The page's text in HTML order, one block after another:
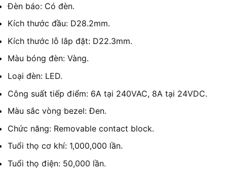
Đèn báo: Có đèn.
Kích thước đầu: D28.2mm.
Kích thước lỗ lắp đặt: D22.3mm.
Màu bóng đèn: Vàng.
Loại đèn: LED.
Công suất tiếp điểm: 6A tại 240VAC, 8A tại 24VDC.
Màu sắc vòng bezel: Đen.
Chức năng: Removable contact block.
Tuổi thọ cơ khí: 1,000,000 lần.
Tuổi thọ điện: 50,000 lần.